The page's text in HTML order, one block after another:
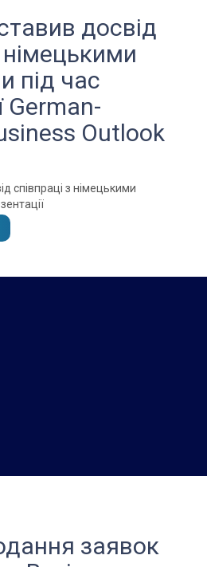
досвід
німецькими
під час
German-
Outlook
співпраці з німецькими
заявок